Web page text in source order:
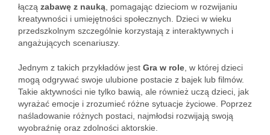
łączą zabawę z nauką , pomagając dzieciom w rozwijaniu
kreatywności i umiejętności społecznych. Dzieci w wieku
przedszkolnym szczególnie korzystają z interaktywnych i
angażujących scenariuszy.
Jednym z takich przykładów jest Gra w role , w której dzieci
mogą odgrywać swoje ulubione postacie z bajek lub filmów.
Takie aktywności nie tylko bawią, ale również uczą dzieci, jak
wyrażać emocje i zrozumieć różne sytuacje życiowe. Poprzez
naśladowanie różnych postaci, najmłodsi rozwijają swoją
wyobraźnię oraz zdolności aktorskie.